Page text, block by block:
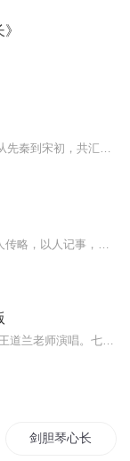
剑胆琴心长歌行